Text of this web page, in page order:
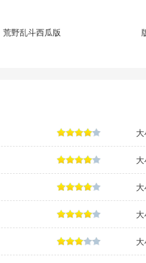
荒野乱斗西瓜版